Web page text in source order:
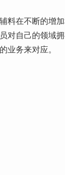
料在不断的增
对自己的领域
业务来对应。